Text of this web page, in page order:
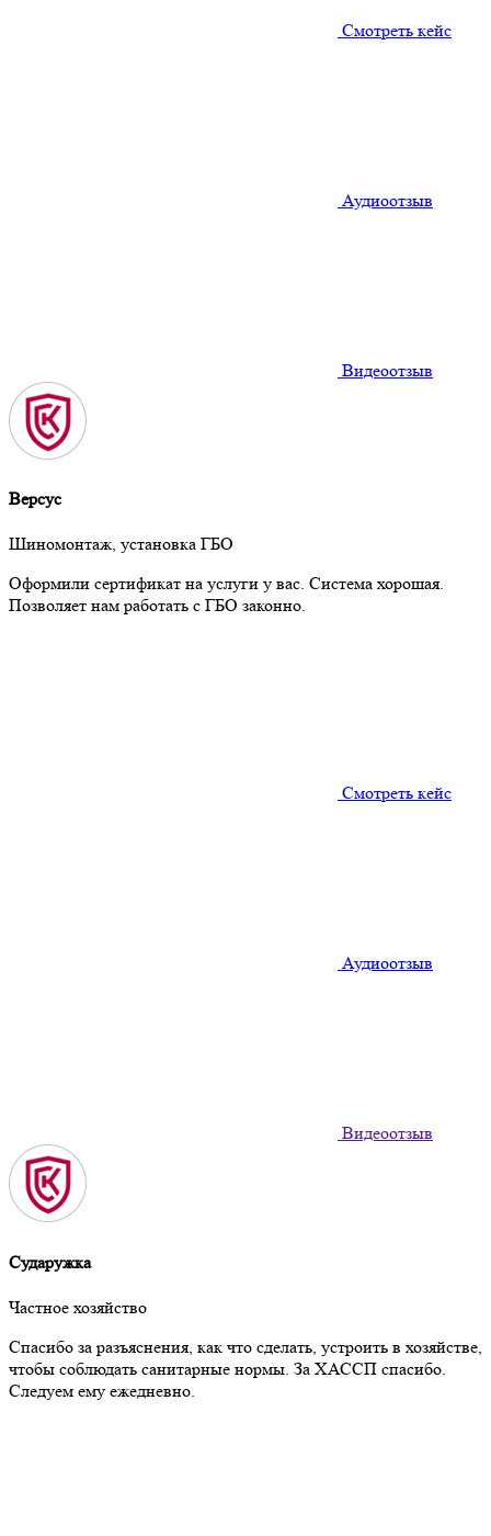
Смотреть кейс
Аудиоотзыв
Видеоотзыв
Версус
Шиномонтаж, установка ГБО
Оформили сертификат на услуги у вас. Система хорошая.
Позволяет нам работать с ГБО законно.
Смотреть кейс
Аудиоотзыв
Видеоотзыв
Сударужка
Частное хозяйство
Спасибо за разъяснения, как что сделать, устроить в хозяйстве,
чтобы соблюдать санитарные нормы. За ХАССП спасибо.
Следуем ему ежедневно.